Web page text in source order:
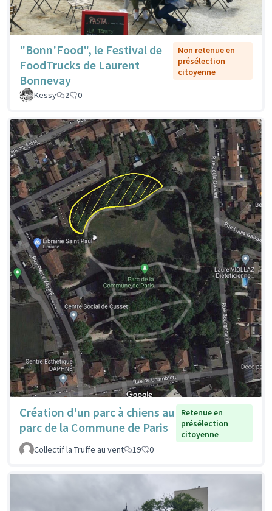
"Bonn'Food", le Festival de
FoodTrucks de Laurent
Bonnevay
Non retenue en
présélection
citoyenne
Kessy 2 0
Création d'un parc à chiens au
parc de la Commune de Paris
Retenue en
présélection
citoyenne
Collectif la Truffe au vent
19 0